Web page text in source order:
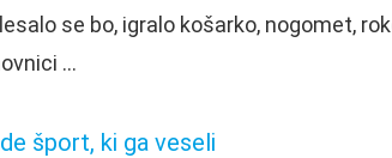
se bo, igralo košarko, nogomet,
…
šport, ki ga veseli